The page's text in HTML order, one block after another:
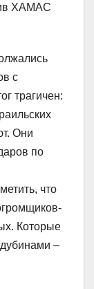
ХАМАС
с
трагичен:
Они
по
что
Которые
–